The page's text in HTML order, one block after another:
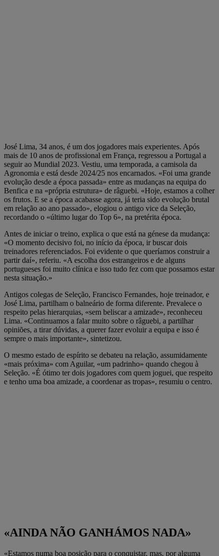
José Lima, 34 anos, é um dos jogadores mais experientes. Após
mais de 10 anos de profissional em França, regressou a Portugal a
seguir ao Mundial 2023. Vestiu, uma temporada, a camisola da
Agronomia e está desde 2024/25 nos encarnados. «Foi uma grande
evolução desde a época passada» entre as mudanças na equipa do
Benfica e na «própria estrutura» de râguebi. «Hoje, estamos a colher
os frutos. E se a época acabasse agora, já teria sido evolução brutal
em relação ao ano passado», elogiou o antigo vice da Seleção,
recordando o «último lugar do Top 6», na pretérita época.
Antes de iniciar o treino, explica o que está na génese da mudança:
«O momento decisivo foi, no início da época, ir buscar dois
treinadores referenciados. Foi evidente o que queríamos construir a
partir daí», referiu. «A escolha dos estrangeiros e de alguns
portugueses foi muito clínica e isso tudo fez com que possamos estar
nesta situação.»
Antigos colegas de Seleção, Francisco Fernandes, hoje treinador, e
José Lima, partilham o balneário de forma diferente. Prevalece o
respeito pelas hierarquias, «sem beliscar a amizade», reconheceu
Lima. «Continuamos a falar muito sobre o râguebi, a partilhar
opiniões, a tirar dúvidas, a querer fazer evoluir a equipa e isso é
sempre o mais importante», sintetizou.
O mesmo estado de espírito se debateu na relação, assumidamente
«mais próxima» com Aguilar, «um padrinho» quando chegou à
Seleção. «É ótimo ter dois jogadores com quem joguei, que respeito
e tenho uma boa amizade, a coordenar as tropas», resumiu o centro.
«AINDA NÃO GANHÁMOS NADA»
«Estamos numa boa posição para o conquistar, mas, por alguma